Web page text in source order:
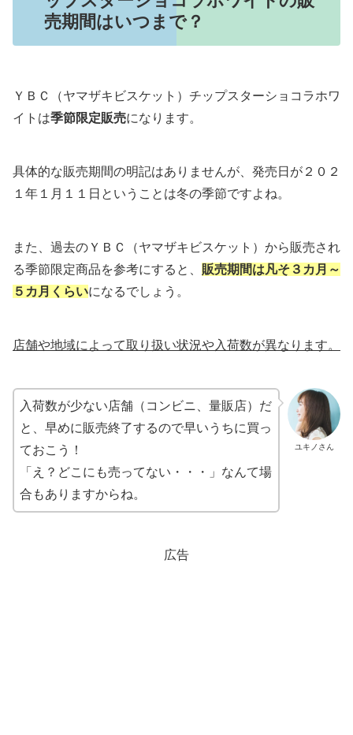
売期間はいつまで？
ＹＢＣ（ヤマザキビスケット）チップスターショコラホワ
イトは季節限定販売になります。
具体的な販売期間の明記はありませんが、発売日が２０２
１年１月１１日ということは冬の季節ですよね。
また、過去のＹＢＣ（ヤマザキビスケット）から販売され
る季節限定商品を参考にすると、 販売期間は凡そ３カ月～
５カ月くらいになるでしょう。
店舗や地域によって取り扱い状況や入荷数が異なります。
ユキノさん
入荷数が少ない店舗（コンビニ、量販店）だ
と、早めに販売終了するので早いうちに買っ
ておこう！
「え？どこにも売ってない・・・」なんて場
合もありますからね。
広告